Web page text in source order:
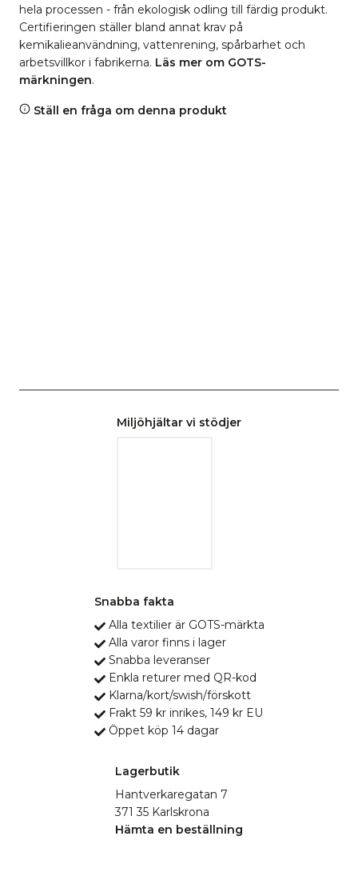
hela processen - från ekologisk odling till färdig produkt.
Certifieringen ställer bland annat krav på
kemikalieanvändning, vattenrening, spårbarhet och
arbetsvillkor i fabrikerna. Läs mer om GOTS-
märkningen.
Ställ en fråga om denna produkt
Miljöhjältar vi stödjer
Snabba fakta
Alla textilier är GOTS-märkta
Alla varor finns i lager
Snabba leveranser
Enkla returer med QR-kod
Klarna/kort/swish/förskott
Frakt 59 kr inrikes, 149 kr EU
Öppet köp 14 dagar
Lagerbutik
Hantverkaregatan 7
371 35 Karlskrona
Hämta en beställning